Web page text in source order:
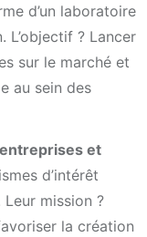
d’un laboratoire
L’objectif ? Lancer
sur le marché et
au sein des
et
d’intérêt
Leur mission ?
la création